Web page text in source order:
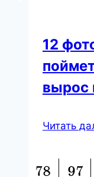
12
вырос
Читать